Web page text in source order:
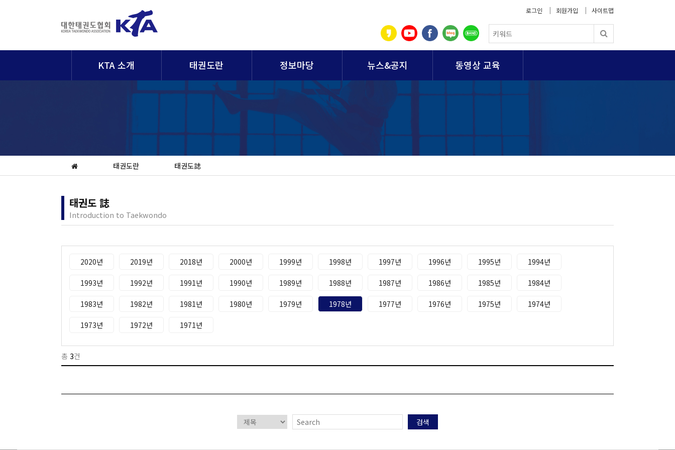
로그인 회원가입 사이트맵
KTA 소개 태권도란 정보마당 뉴스&공지 동영상 교육
태권도란 태권도誌
태권도 誌
Introduction to Taekwondo
2020년 2019년 2018년 2000년 1999년 1998년 1997년 1996년 1995년 1994년
1993년 1992년 1991년 1990년 1989년 1988년 1987년 1986년 1985년 1984년
1983년 1982년 1981년 1980년 1979년 1978년 1977년 1976년 1975년 1974년
1973년 1972년 1971년
총 3건
검색